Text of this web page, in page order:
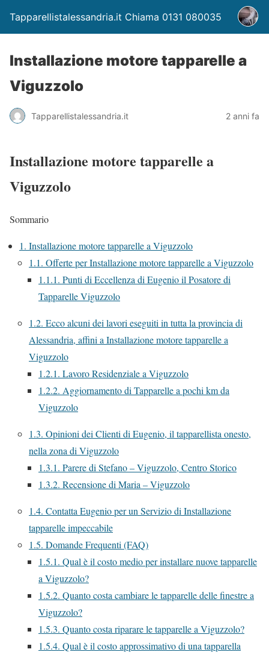
Tapparellistalessandria.it Chiama 0131 080035
Installazione motore tapparelle a
Viguzzolo
Tapparellistalessandria.it 2 anni fa
Installazione motore tapparelle a
Viguzzolo
Sommario
1. Installazione motore tapparelle a Viguzzolo
1.1. Offerte per Installazione motore tapparelle a Viguzzolo
1.1.1. Punti di Eccellenza di Eugenio il Posatore di
Tapparelle Viguzzolo
1.2. Ecco alcuni dei lavori eseguiti in tutta la provincia di
Alessandria, affini a Installazione motore tapparelle a
Viguzzolo
1.2.1. Lavoro Residenziale a Viguzzolo
1.2.2. Aggiornamento di Tapparelle a pochi km da
Viguzzolo
1.3. Opinioni dei Clienti di Eugenio, il tapparellista onesto,
nella zona di Viguzzolo
1.3.1. Parere di Stefano – Viguzzolo, Centro Storico
1.3.2. Recensione di Maria – Viguzzolo
1.4. Contatta Eugenio per un Servizio di Installazione
tapparelle impeccabile
1.5. Domande Frequenti (FAQ)
1.5.1. Qual è il costo medio per installare nuove tapparelle
a Viguzzolo?
1.5.2. Quanto costa cambiare le tapparelle delle finestre a
Viguzzolo?
1.5.3. Quanto costa riparare le tapparelle a Viguzzolo?
1.5.4. Qual è il costo approssimativo di una tapparella